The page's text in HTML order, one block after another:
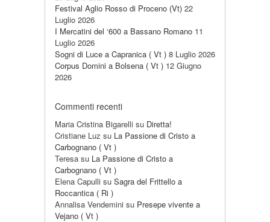
Festival Aglio Rosso di Proceno (Vt) 22
Luglio 2026
I Mercatini del ‘600 a Bassano Romano 11
Luglio 2026
Sogni di Luce a Capranica ( Vt ) 8 Luglio 2026
Corpus Domini a Bolsena ( Vt ) 12 Giugno
2026
Commenti recenti
Maria Cristina Bigarelli su Diretta!
Cristiane Luz su La Passione di Cristo a
Carbognano ( Vt )
Teresa su La Passione di Cristo a
Carbognano ( Vt )
Elena Capulli su Sagra del Frittello a
Roccantica ( Ri )
Annalisa Vendemini su Presepe vivente a
Vejano ( Vt )